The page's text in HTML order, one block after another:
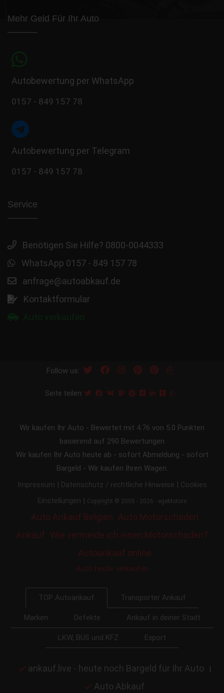
Mehr Geld Für Ihr Auto
Autobewertung per WhatsApp
0157 - 849 157 78
Autobewertung per Telegram
0157 - 849 157 78
Service
Benötigen Sie Hilfe? 0800-0044333
WhatsApp 0157 - 849 157 78
anfrage@autoabkauf.de
Kontaktformular
Follow us:
Seite teilen:
Wir kaufen Ihr Auto - Bewertet mit 4.76 von 5.0 Punkten
basierend auf 290 Bewertungen
Wir kaufen Ihr Auto heute ab - sofort Abmeldung - sofort
Bargeld - Wir kaufen Ihren Wagen.
Impressum | Datenschutz / rechtliche Hinweise | Cookies
Einstellungen | Copyright © 2005 - 2026 - egeMotors
Auto Ankauf Belgien
Auto Motorschaden
Ankauf Wie vermeide ich einen Motorschaden?
Autoankauf online
Auto heute verkaufen
TOP Autoankauf Transporter Ankauf
Marken Defekte Ankauf in deiner Stadt
LKW, BUS und KFZ Export
ankauf.live - heute noch Bargeld für Ihr Auto |
Auto Abkauf